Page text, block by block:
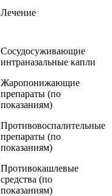
Лечение
Сосудосуживающие
интраназальные капли
Жаропонижающие
препараты (по
показаниям)
Противовоспалительные
препараты (по
показаниям)
Противокашлевые
средства (по
показаниям)